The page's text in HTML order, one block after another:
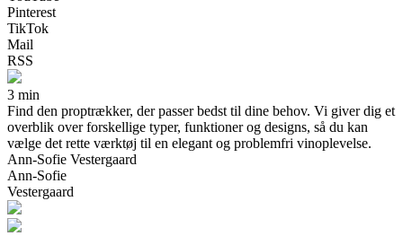
Pinterest
TikTok
Mail
RSS
3 min
Find den proptrækker, der passer bedst til dine behov. Vi giver dig et
overblik over forskellige typer, funktioner og designs, så du kan
vælge det rette værktøj til en elegant og problemfri vinoplevelse.
Ann-Sofie Vestergaard
Ann-Sofie
Vestergaard